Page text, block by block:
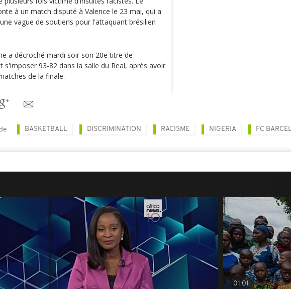
à un match disputé à Valence le 23 mai, qui a
vague de soutiens pour l'attaquant brésilien
a décroché mardi soir son 20e titre de
s'imposer 93-82 dans la salle du Real, après avoir
de la finale.
BASKETBALL DISCRIMINATION RACISME NIGERIA FC
01:01